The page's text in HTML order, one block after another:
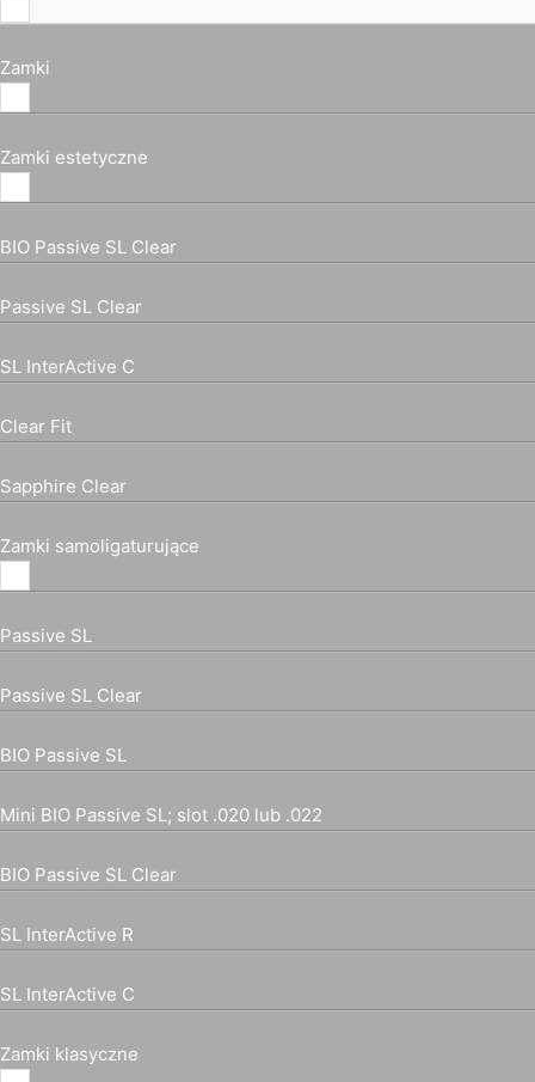
Zamki
Zamki estetyczne
BIO Passive SL Clear
Passive SL Clear
SL InterActive C
Clear Fit
Sapphire Clear
Zamki samoligaturujące
Passive SL
Passive SL Clear
BIO Passive SL
Mini BIO Passive SL; slot .020 lub .022
BIO Passive SL Clear
SL InterActive R
SL InterActive C
Zamki klasyczne